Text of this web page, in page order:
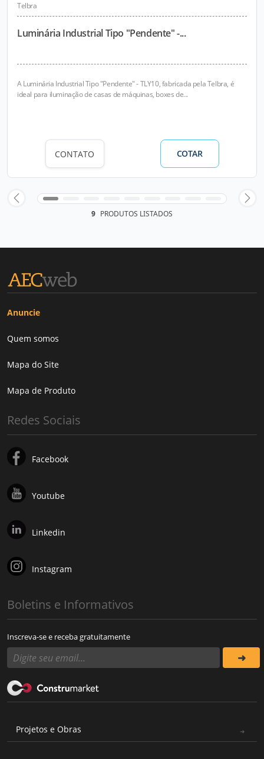
Telbra
Luminária Industrial Tipo "Pendente" -...
A Luminária Industrial Tipo "Pendente" - TLY10, fabricada pela Telbra, é
ideal para iluminação de casas de máquinas, boxes de...
CONTATO COTAR
9 PRODUTOS LISTADOS
Anuncie
Quem somos
Mapa do Site
Mapa de Produto
Redes Sociais
Facebook
Youtube
Linkedin
Instagram
Boletins e Informativos
Inscreva-se e receba gratuitamente
Projetos e Obras